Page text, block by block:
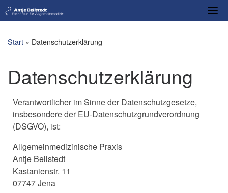
Skip
Start » Datenschutzerklärung
Datenschutzerklärung
Verantwortlicher im Sinne der Datenschutzgesetze,
insbesondere der EU-Datenschutzgrundverordnung
(DSGVO), ist:
Allgemeinmedizinische Praxis
Antje Bellstedt
Kastanienstr. 11
07747 Jena